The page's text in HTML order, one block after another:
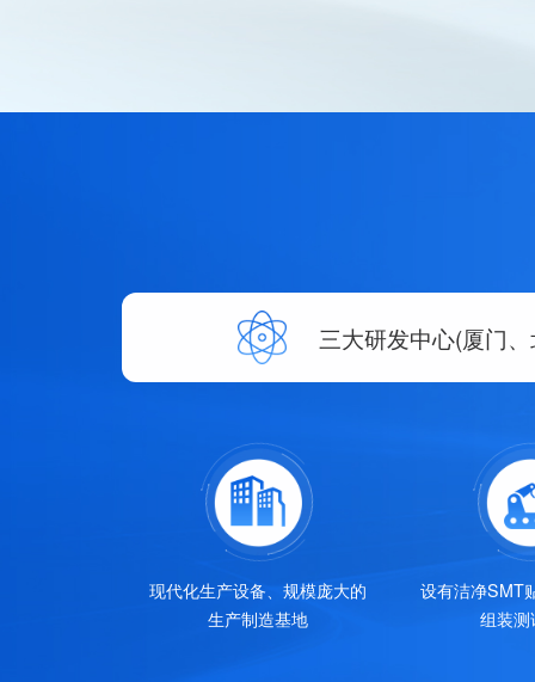
三大研发中心(厦门
现代化生产设备、规模庞大的
生产制造基地
设有洁净SMT
组装